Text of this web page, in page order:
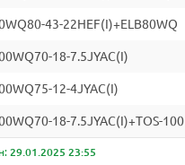
43-22HEF(I)+ELB80WQ
18-7.5JYAC(I)
12-4JYAC(I)
18-7.5JYAC(I)+TOS-100
29.01.2025 23:55